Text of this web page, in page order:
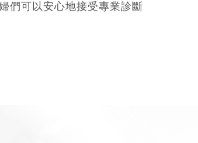
們可以安心地接受專業診斷